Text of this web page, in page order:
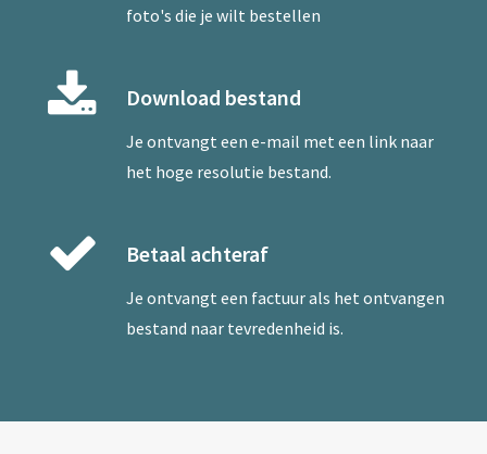
foto's die je wilt bestellen
Download bestand
Je ontvangt een e-mail met een link naar
het hoge resolutie bestand.
Betaal achteraf
Je ontvangt een factuur als het ontvangen
bestand naar tevredenheid is.